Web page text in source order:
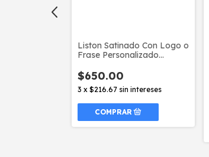
Liston Satinado Con Logo o
Frase Personalizado
$650.00
3 x $216.67 sin intereses